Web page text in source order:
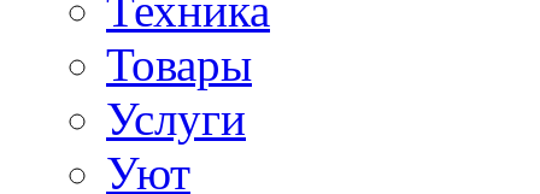
Товары
Услуги
Уют